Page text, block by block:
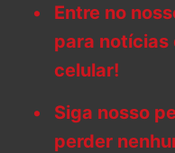
Entre no
para notícias
celular!
Siga nosso
perder